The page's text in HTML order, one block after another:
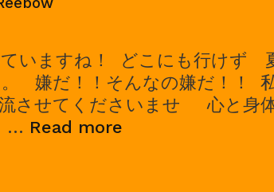
いますね！ どこにも行けず
嫌だ！！そんなの嫌だ！！
させてくださいませ 心と身
… Read more